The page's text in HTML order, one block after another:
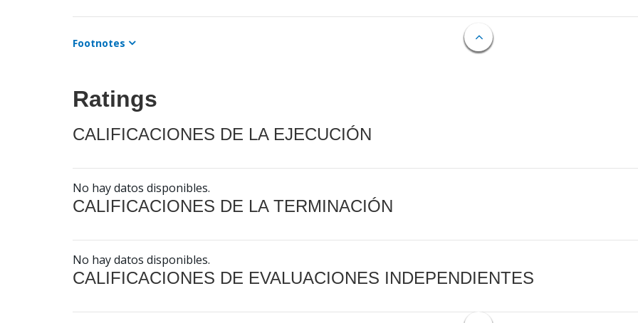
Footnotes
Ratings
CALIFICACIONES DE LA EJECUCIÓN
No hay datos disponibles.
CALIFICACIONES DE LA TERMINACIÓN
No hay datos disponibles.
CALIFICACIONES DE EVALUACIONES INDEPENDIENTES